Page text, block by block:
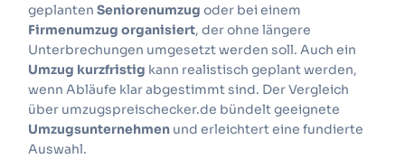
geplantenSeniorenumzug oder bei einem
Firmenumzug organisiert, der ohne längere
Unterbrechungen umgesetzt werden soll. Auch ein
Umzug kurzfristig kann realistisch geplant werden,
wenn Abläufe klar abgestimmt sind. Der Vergleich
über umzugspreischecker.de bündelt geeignete
Umzugsunternehmen und erleichtert eine fundierte
Auswahl.